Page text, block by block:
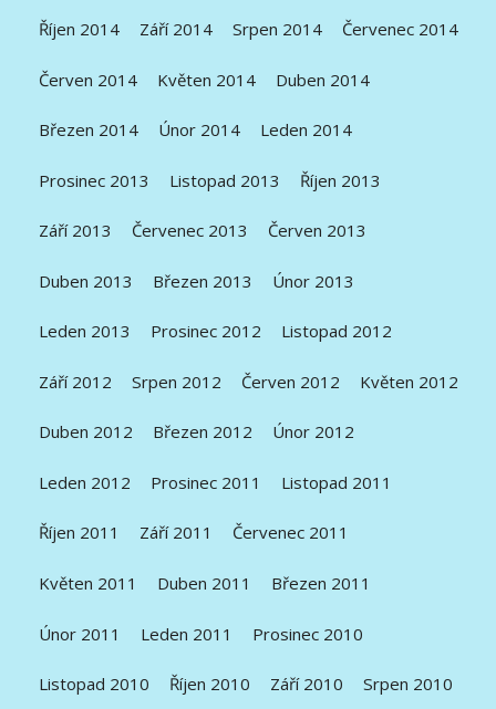
Říjen 2014 Září 2014 Srpen 2014 Červenec 2014
Červen 2014 Květen 2014 Duben 2014
Březen 2014 Únor 2014 Leden 2014
Prosinec 2013 Listopad 2013 Říjen 2013
Září 2013 Červenec 2013 Červen 2013
Duben 2013 Březen 2013 Únor 2013
Leden 2013 Prosinec 2012 Listopad 2012
Září 2012 Srpen 2012 Červen 2012 Květen 2012
Duben 2012 Březen 2012 Únor 2012
Leden 2012 Prosinec 2011 Listopad 2011
Říjen 2011 Září 2011 Červenec 2011
Květen 2011 Duben 2011 Březen 2011
Únor 2011 Leden 2011 Prosinec 2010
Listopad 2010 Říjen 2010 Září 2010 Srpen 2010